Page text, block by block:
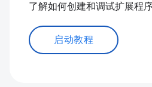
了解如何创建和调试扩展程
启动教程